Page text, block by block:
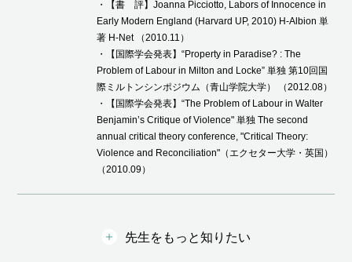
・【書 評】Joanna Picciotto, Labors of Innocence in
Early Modern England (Harvard UP, 2010) H-Albion 単
著 H-Net （2010.11）
・【国際学会発表】“Property in Paradise? : The
Problem of Labour in Milton and Locke” 単独 第10回国
際ミルトンシンポジウム（青山学院大学） （2012.08）
・【国際学会発表】“The Problem of Labour in Walter
Benjamin’s Critique of Violence" 単独 The second
annual critical theory conference, "Critical Theory:
Violence and Reconciliation"（エクセター大学・英国）
（2010.09）
先生をもっと知りたい